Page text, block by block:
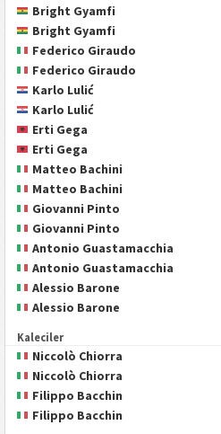
Bright Gyamfi
Bright Gyamfi
Federico Giraudo
Federico Giraudo
Karlo Lulić
Karlo Lulić
Erti Gega
Erti Gega
Matteo Bachini
Matteo Bachini
Giovanni Pinto
Giovanni Pinto
Antonio Guastamacchia
Antonio Guastamacchia
Alessio Barone
Alessio Barone
Kaleciler
Niccolò Chiorra
Niccolò Chiorra
Filippo Bacchin
Filippo Bacchin